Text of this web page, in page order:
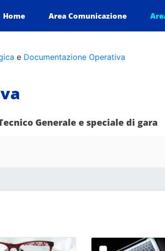
Security 1
Home Area Comunicazione
e Documentazione Operativa
Generale e speciale di gara